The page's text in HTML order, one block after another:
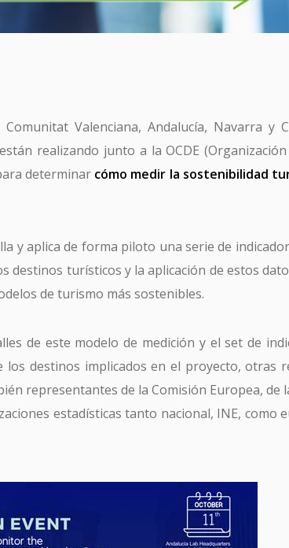
Valenciana, Andalucía, Navarra y
realizando junto a la OCDE
determinar cómo medir la sostenibilidad
y aplica de forma piloto una serie de
destinos turísticos y la aplicación de estos
de turismo más sostenibles.
de este modelo de medición y el set de
los destinos implicados en el proyecto, otras
representantes de la Comisión Europea, de
estadísticas tanto nacional, INE, como